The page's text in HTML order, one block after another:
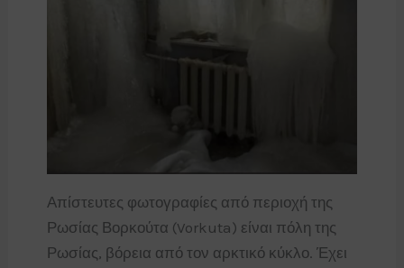
Απίστευτες φωτογραφίες από περιοχή της
Ρωσίας Βορκούτα (Vorkuta) είναι πόλη της
Ρωσίας, βόρεια από τον αρκτικό κύκλο. Έχει